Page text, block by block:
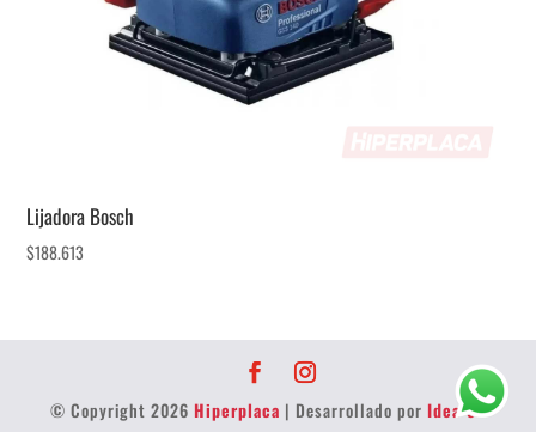
Lijadora Bosch
$188.613
© Copyright 2026 Hiperplaca | Desarrollado por Idea 32